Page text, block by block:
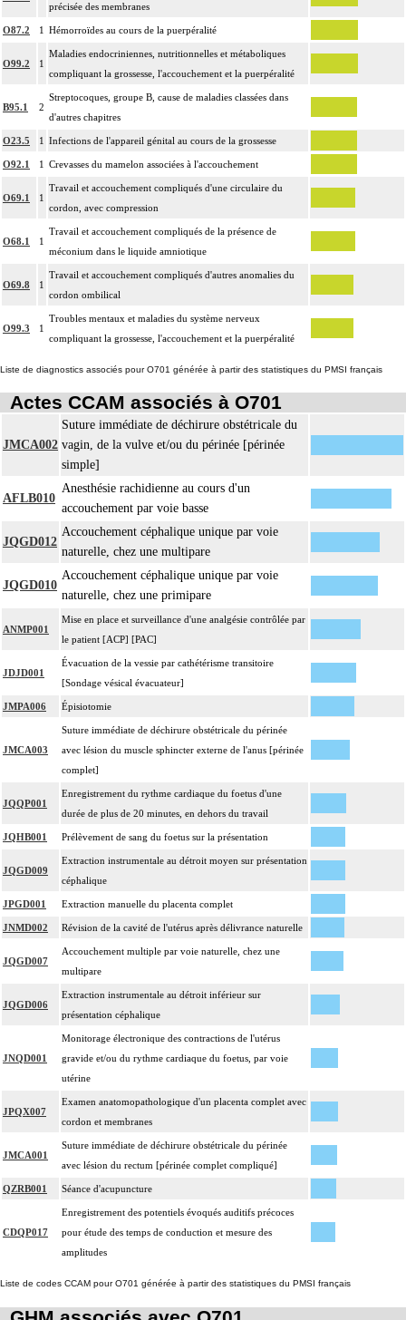
précisée des membranes
O87.2 1 Hémorroïdes au cours de la puerpéralité
O99.2 1
Maladies endocriniennes, nutritionnelles et métaboliques
compliquant la grossesse, l'accouchement et la puerpéralité
B95.1 2
Streptocoques, groupe B, cause de maladies classées dans
d'autres chapitres
O23.5 1 Infections de l'appareil génital au cours de la grossesse
O92.1 1 Crevasses du mamelon associées à l'accouchement
O69.1 1
Travail et accouchement compliqués d'une circulaire du
cordon, avec compression
O68.1 1
Travail et accouchement compliqués de la présence de
méconium dans le liquide amniotique
O69.8 1
Travail et accouchement compliqués d'autres anomalies du
cordon ombilical
O99.3 1
Troubles mentaux et maladies du système nerveux
compliquant la grossesse, l'accouchement et la puerpéralité
Liste de diagnostics associés pour O701 générée à partir des statistiques du PMSI français
Actes CCAM associés à O701
JMCA002
Suture immédiate de déchirure obstétricale du
vagin, de la vulve et/ou du périnée [périnée
simple]
AFLB010
Anesthésie rachidienne au cours d'un
accouchement par voie basse
JQGD012
Accouchement céphalique unique par voie
naturelle, chez une multipare
JQGD010
Accouchement céphalique unique par voie
naturelle, chez une primipare
ANMP001
Mise en place et surveillance d'une analgésie contrôlée par
le patient [ACP] [PAC]
JDJD001
Évacuation de la vessie par cathétérisme transitoire
[Sondage vésical évacuateur]
JMPA006 Épisiotomie
JMCA003
Suture immédiate de déchirure obstétricale du périnée
avec lésion du muscle sphincter externe de l'anus [périnée
complet]
JQQP001
Enregistrement du rythme cardiaque du foetus d'une
durée de plus de 20 minutes, en dehors du travail
JQHB001 Prélèvement de sang du foetus sur la présentation
JQGD009
Extraction instrumentale au détroit moyen sur présentation
céphalique
JPGD001 Extraction manuelle du placenta complet
JNMD002 Révision de la cavité de l'utérus après délivrance naturelle
JQGD007
Accouchement multiple par voie naturelle, chez une
multipare
JQGD006
Extraction instrumentale au détroit inférieur sur
présentation céphalique
JNQD001
Monitorage électronique des contractions de l'utérus
gravide et/ou du rythme cardiaque du foetus, par voie
utérine
JPQX007
Examen anatomopathologique d'un placenta complet avec
cordon et membranes
JMCA001
Suture immédiate de déchirure obstétricale du périnée
avec lésion du rectum [périnée complet compliqué]
QZRB001 Séance d'acupuncture
CDQP017
Enregistrement des potentiels évoqués auditifs précoces
pour étude des temps de conduction et mesure des
amplitudes
Liste de codes CCAM pour O701 générée à partir des statistiques du PMSI français